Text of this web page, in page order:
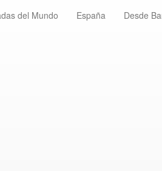
del Mundo España Desde